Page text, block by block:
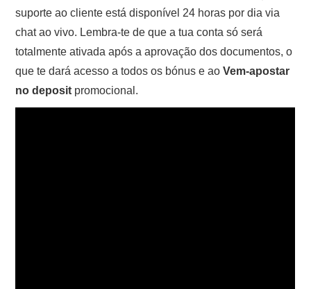
suporte ao cliente está disponível 24 horas por dia via
chat ao vivo. Lembra-te de que a tua conta só será
totalmente ativada após a aprovação dos documentos, o
que te dará acesso a todos os bónus e aoVem-apostar
no deposit promocional.